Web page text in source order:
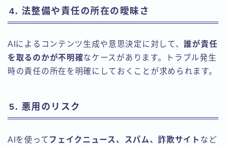
4. 法整備や責任の所在の曖昧さ
AIによるコンテンツ生成や意思決定に対して、誰が責任
を取るのかが不明確なケースがあります。トラブル発生
時の責任の所在を明確にしておくことが求められます。
5. 悪用のリスク
AIを使って フェイクニュース、スパム、詐欺サイト など